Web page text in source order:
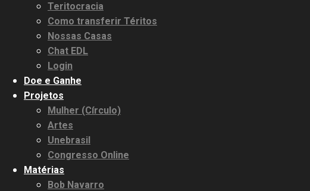
Teritocracia
Como transferir Téritos
Nossas Casas
Chat EDL
Login
Doe e Ganhe
Projetos
Mulher (Círculo)
Artes
Unebrasil
Congresso Online
Matérias
Bob Navarro